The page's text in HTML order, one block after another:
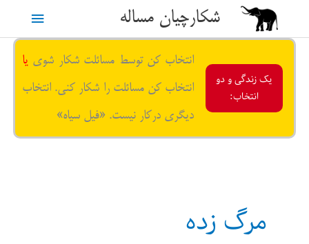
محتوا
شکارچیان مساله
فهرست
یک زندگی و دو
انتخاب:
انتخاب کن توسط مسائلت شکار شوی یا
انتخاب کن مسائلت را شکار کنی. انتخاب
دیگری درکار نیست. «فیل سیاه»
مرگ زده